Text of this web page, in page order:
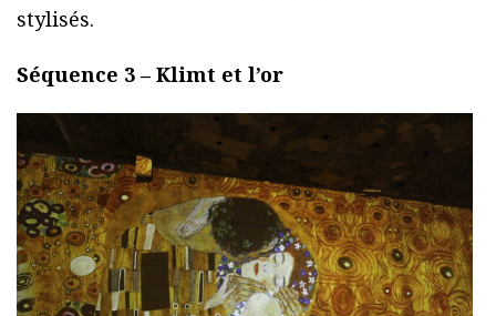
stylisés.
Séquence 3 – Klimt et l’or